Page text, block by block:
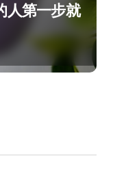
人第一步就